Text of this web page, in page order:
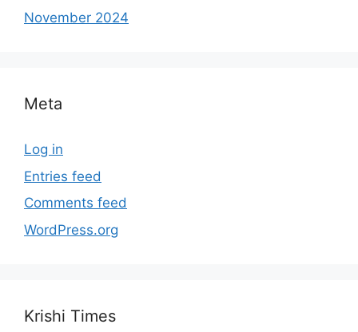
November 2024
Meta
Log in
Entries feed
Comments feed
WordPress.org
Krishi Times